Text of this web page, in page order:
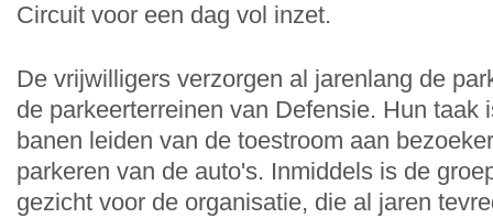
Circuit voor een dag vol inzet.
De vrijwilligers verzorgen al jarenlang de
de parkeerterreinen van Defensie. Hun taak
banen leiden van de toestroom aan
parkeren van de auto's. Inmiddels is de
gezicht voor de organisatie, die al jaren